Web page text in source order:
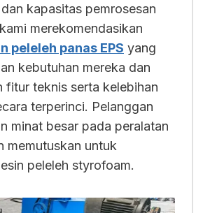
kapasitas pemrosesan
merekomendasikan
peleleh panas EPS yang
kebutuhan mereka dan
fitur teknis serta kelebihan
terperinci. Pelanggan
minat besar pada peralatan
memutuskan untuk
peleleh styrofoam.